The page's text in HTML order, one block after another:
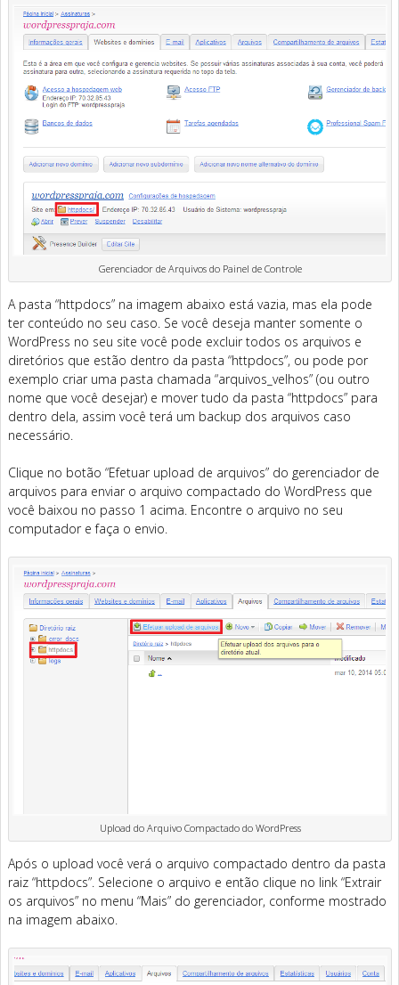
Gerenciador de Arquivos do Painel de Controle
A pasta “httpdocs” na imagem abaixo está vazia, mas ela pode
ter conteúdo no seu caso. Se você deseja manter somente o
WordPress no seu site você pode excluir todos os arquivos e
diretórios que estão dentro da pasta “httpdocs”, ou pode por
exemplo criar uma pasta chamada “arquivos_velhos” (ou outro
nome que você desejar) e mover tudo da pasta “httpdocs” para
dentro dela, assim você terá um backup dos arquivos caso
necessário.
Clique no botão “Efetuar upload de arquivos” do gerenciador de
arquivos para enviar o arquivo compactado do WordPress que
você baixou no passo 1 acima. Encontre o arquivo no seu
computador e faça o envio.
Upload do Arquivo Compactado do WordPress
Após o upload você verá o arquivo compactado dentro da pasta
raiz “httpdocs”. Selecione o arquivo e então clique no link “Extrair
os arquivos” no menu “Mais” do gerenciador, conforme mostrado
na imagem abaixo.